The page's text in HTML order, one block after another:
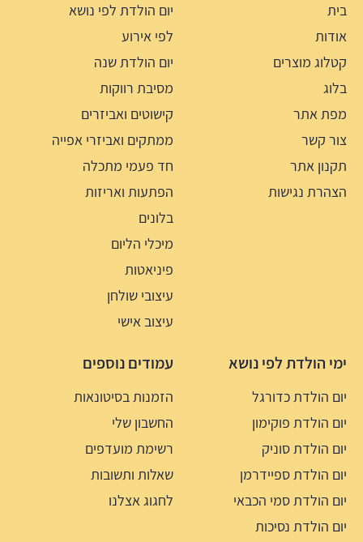
בית
אודות
קטלוג מוצרים
בלוג
מפת אתר
צור קשר
תקנון אתר
הצהרת נגישות
יום הולדת לפי נושא
לפי אירוע
יום הולדת שנה
מסיבת רווקות
קישוטים ואביזרים
ממתקים ואביזרי אפייה
חד פעמי מתכלה
הפתעות ואריזות
בלונים
מיכלי הליום
פיניאטות
עיצובי שולחן
עיצוב אישי
ימי הולדת לפי נושא
יום הולדת כדורגל
יום הולדת פוקימון
יום הולדת סוניק
יום הולדת ספיידרמן
יום הולדת סמי הכבאי
יום הולדת נסיכות
עמודים נוספים
הזמנות בסיטונאות
החשבון שלי
רשימת מועדפים
שאלות ותשובות
לחגוג אצלנו